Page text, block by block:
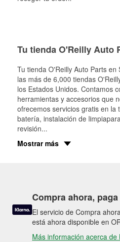
Tu tienda O'Reilly Auto
Tu tienda O'Reilly Auto Parts en
las más de 6,000 tiendas
los Estados Unidos. Contamos
herramientas y accesorios que
ofrecemos servicios gratis en la
batería, instalación de
revisión...
Mostrar más
Compra ahora,
El servicio de Compra
está ahora disponible en
Más información acerca de